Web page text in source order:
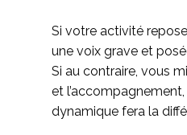
Si votre activité
une voix grave et
Si au contraire, vous
et
dynamique fera la